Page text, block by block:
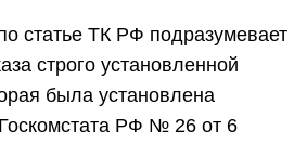
статье ТК РФ подразумевает
строго установленной
была установлена
РФ № 26 от 6